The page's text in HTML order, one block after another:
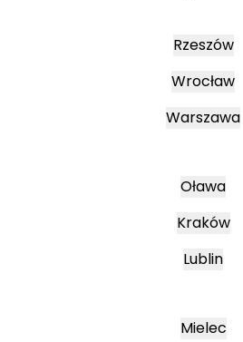
Rzeszów
Wrocław
Warszawa
Oława
Kraków
Lublin
Mielec